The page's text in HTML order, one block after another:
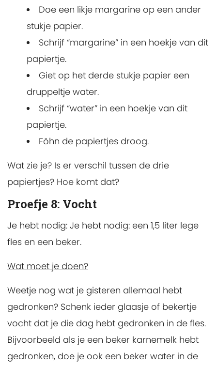
Doe een likje margarine op een ander
stukje papier.
Schrijf “margarine” in een hoekje van dit
papiertje.
Giet op het derde stukje papier een
druppeltje water.
Schrijf “water” in een hoekje van dit
papiertje.
Föhn de papiertjes droog.
Wat zie je? Is er verschil tussen de drie
papiertjes? Hoe komt dat?
Proefje 8: Vocht
Je hebt nodig: Je hebt nodig: een 1,5 liter lege
fles en een beker.
Wat moet je doen?
Weetje nog wat je gisteren allemaal hebt
gedronken? Schenk ieder glaasje of bekertje
vocht dat je die dag hebt gedronken in de fles.
Bijvoorbeeld als je een beker karnemelk hebt
gedronken, doe je ook een beker water in de